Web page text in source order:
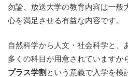
勿論、放送大学の教育内容は一般
心を満足させる有益な内容です。
自然科学から人文・社会科学と、
多くの科目が用意されていますか
プラス学割 という意義で入学を検